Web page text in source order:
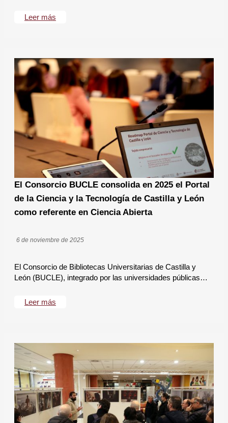
Leer más
El Consorcio BUCLE consolida en 2025 el Portal
de la Ciencia y la Tecnología de Castilla y León
como referente en Ciencia Abierta
6 de noviembre de 2025
El Consorcio de Bibliotecas Universitarias de Castilla y
León (BUCLE), integrado por las universidades públicas…
Leer más